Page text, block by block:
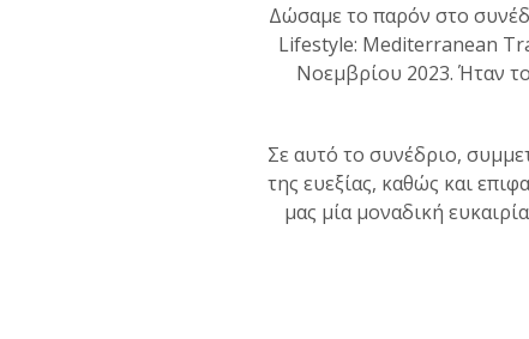
Δώσαμε το παρόν στο
Lifestyle: Mediterranean
Νοεμβρίου 2023. Ήταν
Σε αυτό το συνέδριο,
της ευεξίας, καθώς και
μας μία μοναδική